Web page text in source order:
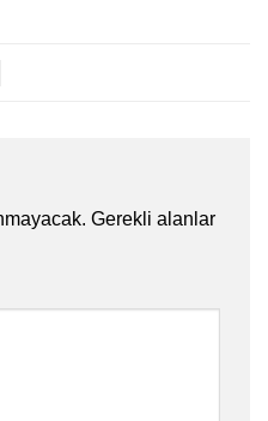
Gerekli alanlar